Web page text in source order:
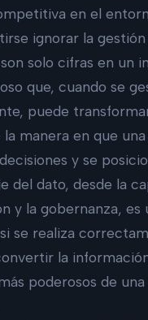
en el
ignorar la gestión
solo cifras en un
que, cuando se
puede
manera en que
y se
del dato, desde la
y la gobernanza, es
se realiza
la
poderosos de una